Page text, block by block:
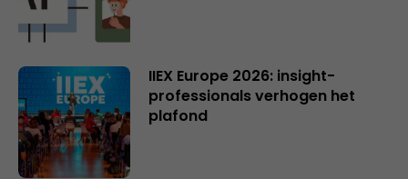
IIEX Europe 2026: insight-
professionals verhogen het
plafond